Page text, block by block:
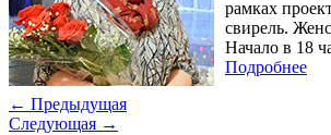
рамках
свирель.
Начало в 18
Подробнее
← Предыдущая
Следующая →